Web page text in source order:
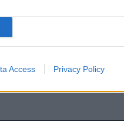
Access Privacy Policy